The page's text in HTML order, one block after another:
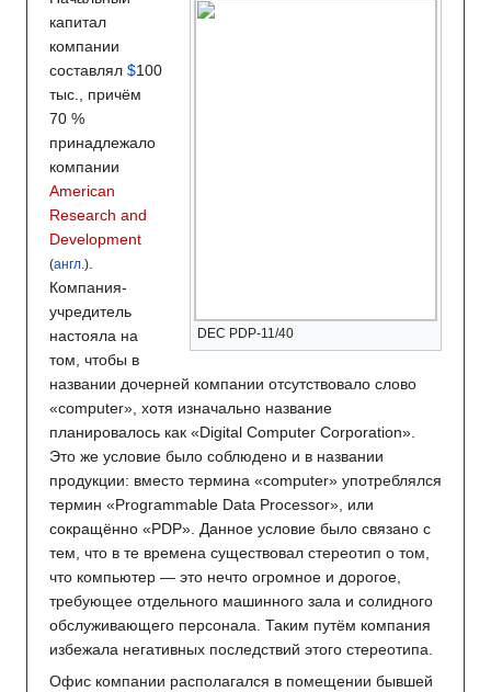
DEC PDP-11/40
капитал
компании
составлял $100
тыс., причём
70 %
принадлежало
компании
American
Research and
Development
(англ.).
Компания-
учредитель
настояла на
том, чтобы в
названии дочерней компании отсутствовало слово
«computer», хотя изначально название
планировалось как «Digital Computer Corporation».
Это же условие было соблюдено и в названии
продукции: вместо термина «computer» употреблялся
термин «Programmable Data Processor», или
сокращённо «PDP». Данное условие было связано с
тем, что в те времена существовал стереотип о том,
что компьютер — это нечто огромное и дорогое,
требующее отдельного машинного зала и солидного
обслуживающего персонала. Таким путём компания
избежала негативных последствий этого стереотипа.
Офис компании располагался в помещении бывшей